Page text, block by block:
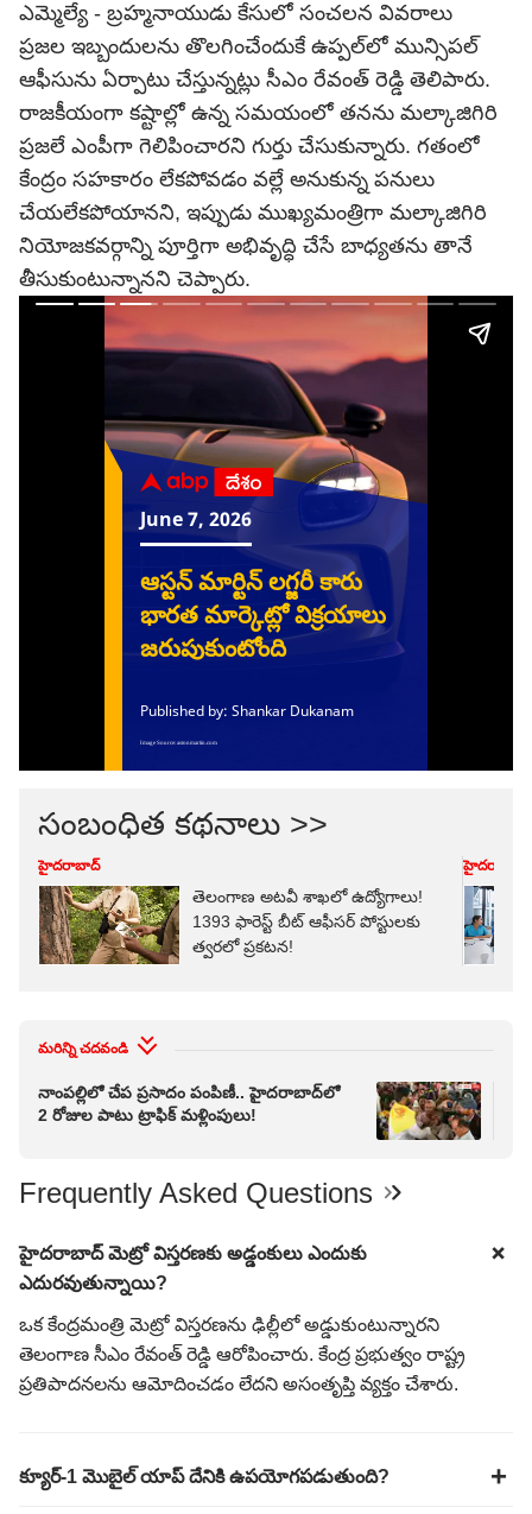
ఎమ్మెల్యే - బ్రహ్మనాయుడు కేసులో సంచలన వివరాలు
ప్రజల ఇబ్బందులను తొలగించేందుకే ఉప్పల్‌లో మున్సిపల్
ఆఫీసును ఏర్పాటు చేస్తున్నట్లు సీఎం రేవంత్ రెడ్డి తెలిపారు.
రాజకీయంగా కష్టాల్లో ఉన్న సమయంలో తనను మల్కాజిగిరి
ప్రజలే ఎంపీగా గెలిపించారని గుర్తు చేసుకున్నారు. గతంలో
కేంద్రం సహకారం లేకపోవడం వల్లే అనుకున్న పనులు
చేయలేకపోయానని, ఇప్పుడు ముఖ్యమంత్రిగా మల్కాజిగిరి
నియోజకవర్గాన్ని పూర్తిగా అభివృద్ధి చేసే బాధ్యతను తానే
తీసుకుంటున్నానని చెప్పారు.
సంబంధిత కథనాలు >>
హైదరాబాద్
తెలంగాణ అటవీ శాఖలో ఉద్యోగాలు!
1393 ఫారెస్ట్ బీట్ ఆఫీసర్‌ పోస్టులకు
త్వరలో ప్రకటన!
హైదరాబాద్
మరిన్ని చదవండి
నాంపల్లిలో చేప ప్రసాదం పంపిణీ.. హైదరాబాద్‌లో
2 రోజుల పాటు ట్రాఫిక్ మళ్లింపులు!
Frequently Asked Questions
హైదరాబాద్ మెట్రో విస్తరణకు అడ్డంకులు ఎందుకు
ఎదురవుతున్నాయి?
ఒక కేంద్రమంత్రి మెట్రో విస్తరణను ఢిల్లీలో అడ్డుకుంటున్నారని
తెలంగాణ సీఎం రేవంత్ రెడ్డి ఆరోపించారు. కేంద్ర ప్రభుత్వం రాష్ట్ర
ప్రతిపాదనలను ఆమోదించడం లేదని అసంతృప్తి వ్యక్తం చేశారు.
క్యూర్-1 మొబైల్ యాప్ దేనికి ఉపయోగపడుతుంది?